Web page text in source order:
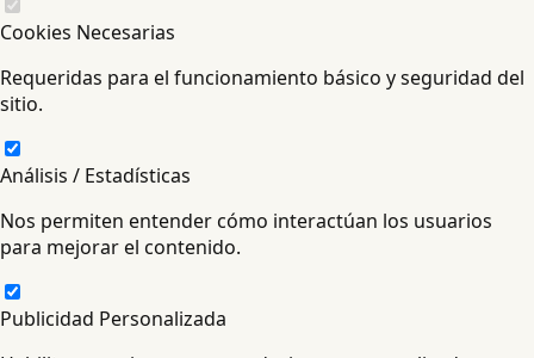
Cookies Necesarias
Requeridas para el funcionamiento básico y seguridad del
sitio.
Análisis / Estadísticas
Nos permiten entender cómo interactúan los usuarios
para mejorar el contenido.
Publicidad Personalizada